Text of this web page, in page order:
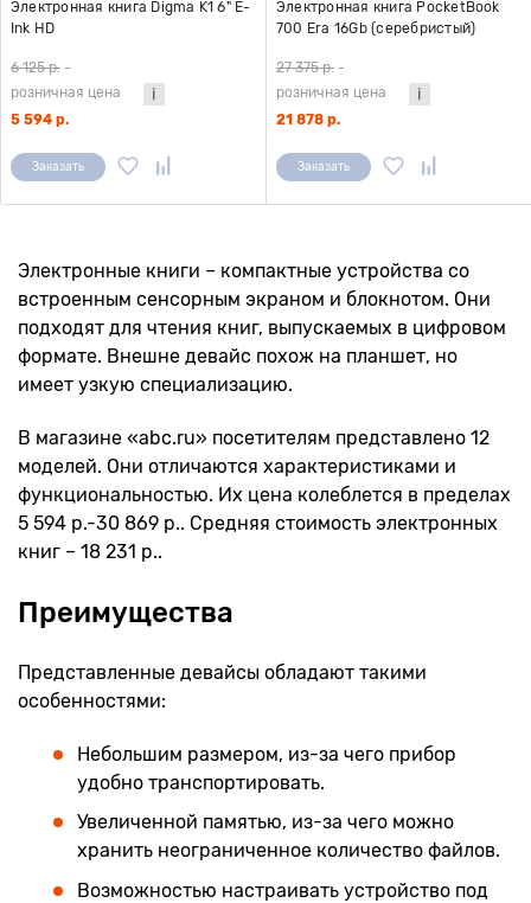
Электронная книга Digma K1 6" E-
Ink HD
6 125 р. -
розничная цена
5 594 р.
Заказать
Электронная книга PocketBook
700 Era 16Gb (серебристый)
27 375 р. -
розничная цена
21 878 р.
Заказать
Электронные книги – компактные устройства со
встроенным сенсорным экраном и блокнотом. Они
подходят для чтения книг, выпускаемых в цифровом
формате. Внешне девайс похож на планшет, но
имеет узкую специализацию.
В магазине «abc.ru» посетителям представлено 12
моделей. Они отличаются характеристиками и
функциональностью. Их цена колеблется в пределах
5 594 р.-30 869 р.. Средняя стоимость электронных
книг – 18 231 р..
Преимущества
Представленные девайсы обладают такими
особенностями:
Небольшим размером, из-за чего прибор
удобно транспортировать.
Увеличенной памятью, из-за чего можно
хранить неограниченное количество файлов.
Возможностью настраивать устройство под